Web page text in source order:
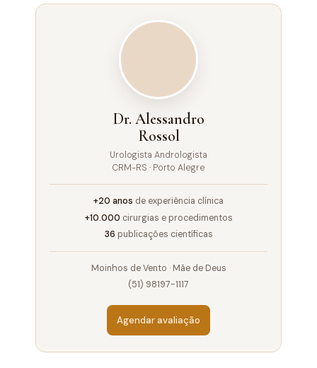
Dr. Alessandro
Rossol
Urologista Andrologista
CRM-RS · Porto Alegre
+20 anos de experiência clínica
+10.000 cirurgias e procedimentos
36 publicações científicas
Moinhos de Vento · Mãe de Deus
(51) 98197-1117
Agendar avaliação